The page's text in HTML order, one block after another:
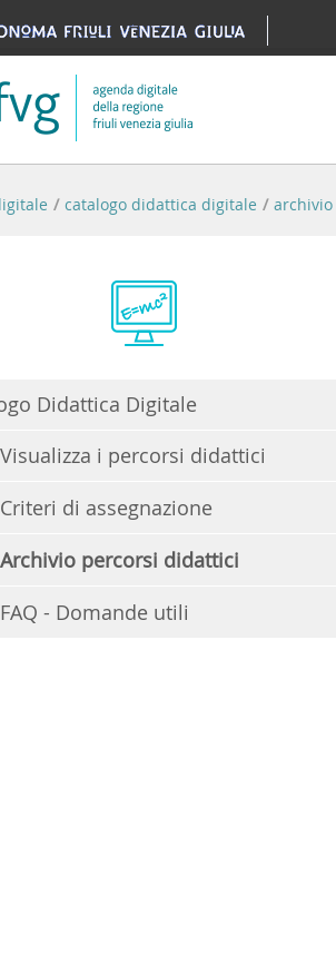
/ catalogo didattica digitale /
Didattica Digitale
Visualizza i percorsi didattici
Criteri di assegnazione
Archivio percorsi didattici
FAQ - Domande utili